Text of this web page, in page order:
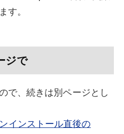
す。
ジで
で、続きは別ページとし
インストール直後の